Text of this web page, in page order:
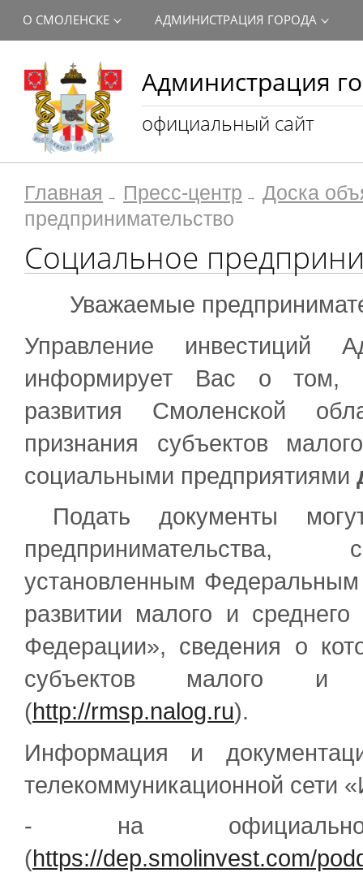
Администрация
официальный сайт
О СМОЛЕНСКЕ АДМИНИСТРАЦИЯ ГОРОДА
Главная Пресс-центр
Доска
предпринимательство
Социальное
Уважаемые
Управление инвестиций
информирует Вас о том,
развития Смоленской
признания субъектов
социальными предприятиями
Подать документы
предпринимательства,
установленным
развитии малого и
Федерации», сведения о
субъектов малого и
(http://rmsp.nalog.ru).
Информация и
телекоммуникационной сети
- на
(https://dep.smolinvest.com/